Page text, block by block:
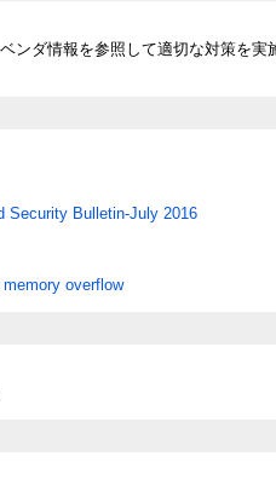
ンダ情報を参照して適切な対策を実
Security Bulletin-July 2016
overflow